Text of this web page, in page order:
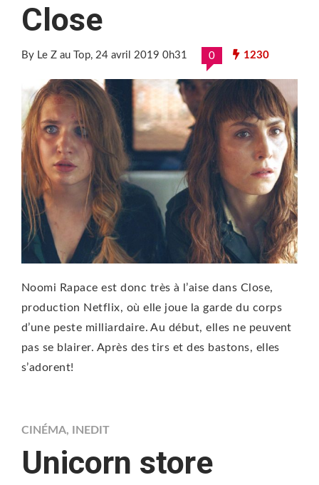
Close
By Le Z au Top, 24 avril 2019 0h31 0 1230
Noomi Rapace est donc très à l’aise dans Close,
production Netflix, où elle joue la garde du corps
d’une peste milliardaire. Au début, elles ne peuvent
pas se blairer. Après des tirs et des bastons, elles
s’adorent!
CINÉMA, INEDIT
Unicorn store